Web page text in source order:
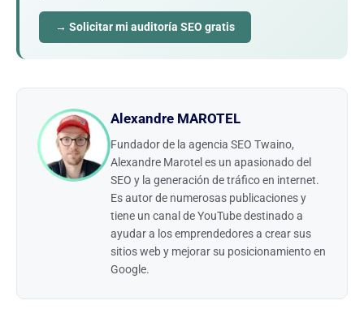
→ Solicitar mi auditoría SEO gratis
Alexandre MAROTEL
Fundador de la agencia SEO Twaino,
Alexandre Marotel es un apasionado del
SEO y la generación de tráfico en internet.
Es autor de numerosas publicaciones y
tiene un canal de YouTube destinado a
ayudar a los emprendedores a crear sus
sitios web y mejorar su posicionamiento en
Google.